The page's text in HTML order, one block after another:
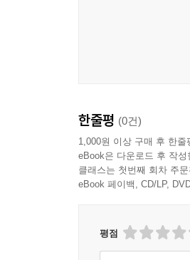
한줄평 (0건)
1,000원 이상 구매 후 한줄
eBook은 다운로드 후 작
클래스는 첫번째 회차 주
eBook 페이백, CD/LP,
평점